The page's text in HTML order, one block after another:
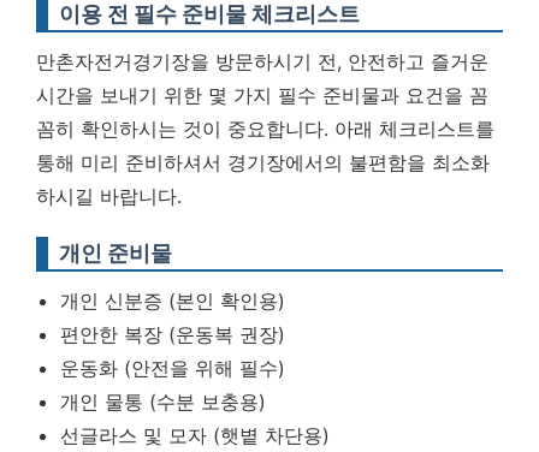
이용 전 필수 준비물 체크리스트
만촌자전거경기장을 방문하시기 전, 안전하고 즐거운
시간을 보내기 위한 몇 가지 필수 준비물과 요건을 꼼
꼼히 확인하시는 것이 중요합니다. 아래 체크리스트를
통해 미리 준비하셔서 경기장에서의 불편함을 최소화
하시길 바랍니다.
개인 준비물
개인 신분증 (본인 확인용)
편안한 복장 (운동복 권장)
운동화 (안전을 위해 필수)
개인 물통 (수분 보충용)
선글라스 및 모자 (햇볕 차단용)